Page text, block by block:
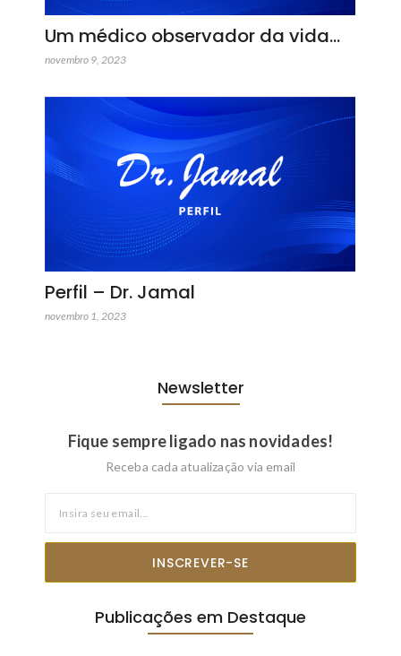
Um médico observador da vida…
novembro 9, 2023
Perfil – Dr. Jamal
novembro 1, 2023
Newsletter
Fique sempre ligado nas novidades!
Receba cada atualização via email
INSCREVER-SE
Publicações em Destaque